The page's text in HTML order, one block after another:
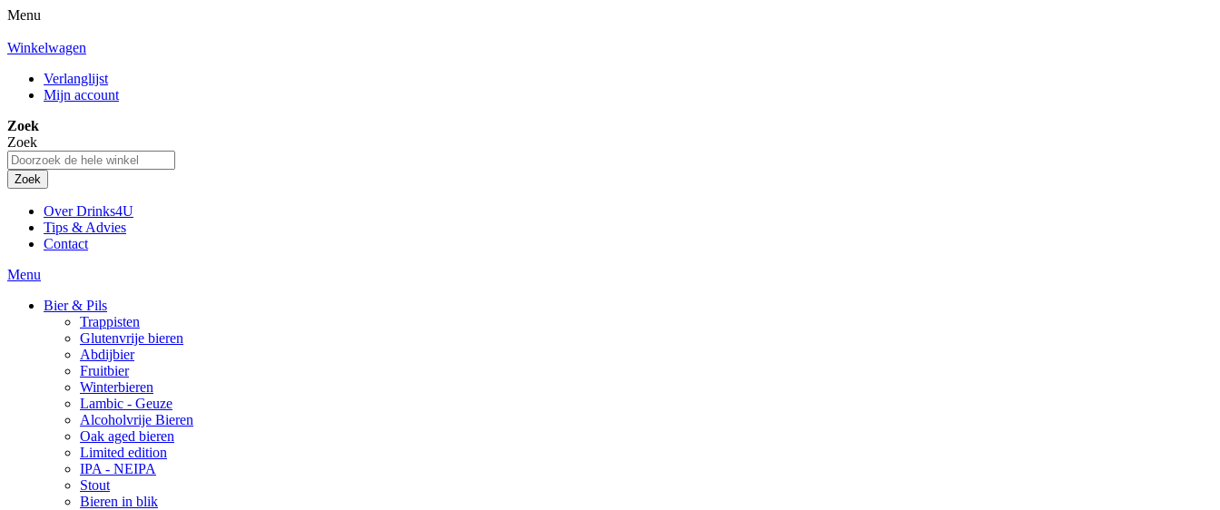
Menu
Winkelwagen
Verlanglijst
Mijn account
Zoek
Zoek
Zoek
Over Drinks4U
Tips & Advies
Contact
Menu
Bier & Pils
Trappisten
Glutenvrije bieren
Abdijbier
Fruitbier
Winterbieren
Lambic - Geuze
Alcoholvrije Bieren
Oak aged bieren
Limited edition
IPA - NEIPA
Stout
Bieren in blik